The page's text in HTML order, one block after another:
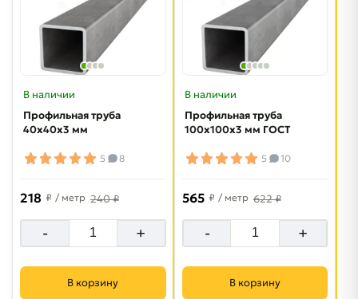
В наличии
Профильная труба
40х40х3 мм
5 8
218 ₽ / метр 240 ₽
- +
В корзину
В наличии
Профильная труба
100х100х3 мм ГОСТ
5 10
565 ₽ / метр 622 ₽
- +
В корзину